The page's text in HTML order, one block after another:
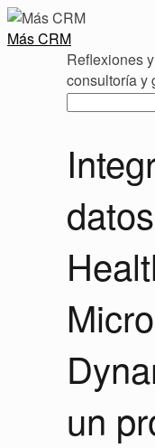
Más CRM
Reflexiones
consultoría y
Buscar:
un